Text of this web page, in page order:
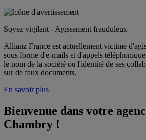
Soyez vigilant - Agissement frauduleux
Allianz France est actuellement victime
sous forme d'e-mails et d'appels
le nom de la société ou l'identité de ses
sur de faux documents.
En savoir plus
Bienvenue dans votre
Chambry !